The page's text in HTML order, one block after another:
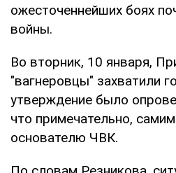
ожесточеннейших боях
войны.
Во вторник, 10 января,
"вагнеровцы" захватили
утверждение было
что примечательно,
основателю ЧВК.